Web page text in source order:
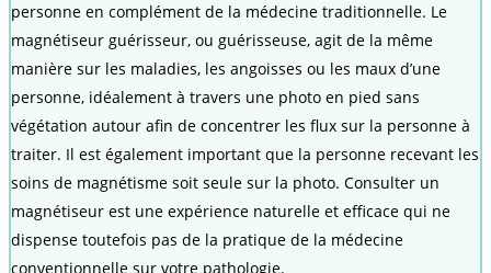
personne en complément de la médecine traditionnelle. Le
magnétiseur guérisseur, ou guérisseuse, agit de la même
manière sur les maladies, les angoisses ou les maux d’une
personne, idéalement à travers une photo en pied sans
végétation autour afin de concentrer les flux sur la personne à
traiter. Il est également important que la personne recevant les
soins de magnétisme soit seule sur la photo. Consulter un
magnétiseur est une expérience naturelle et efficace qui ne
dispense toutefois pas de la pratique de la médecine
conventionnelle sur votre pathologie.